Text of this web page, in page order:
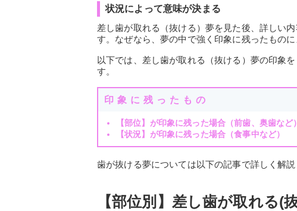
状況によって意味が決まる
差し歯が取れる（抜ける）夢を見た後、詳しい
す。なぜなら、夢の中で強く印象に残ったもの
以下では、差し歯が取れる（抜ける）夢の印象
す。
印象に残ったもの
【部位】が印象に残った場合（前歯、奥歯など）
【状況】が印象に残った場合（食事中など）
歯が抜ける夢については以下の記事で詳しく解
【部位別】差し歯が取れる(